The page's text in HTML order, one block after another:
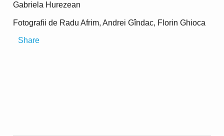
Gabriela Hurezean
Fotografii de Radu Afrim, Andrei Gîndac, Florin Ghioca
Share